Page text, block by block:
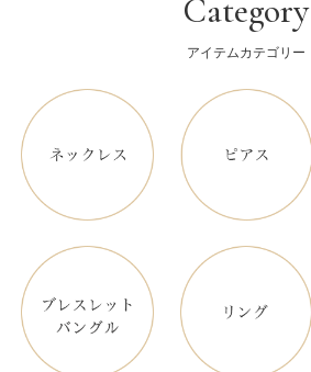
Category
アイテムカテゴリー